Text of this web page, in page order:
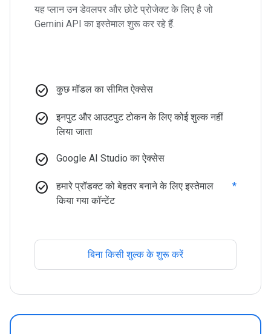
यह प्लान उन डेवलपर और छोटे प्रोजेक्ट के लिए है जो
Gemini API का इस्तेमाल शुरू कर रहे हैं.
check_circle कुछ मॉडल का सीमित ऐक्सेस
check_circle
इनपुट और आउटपुट टोकन के लिए कोई शुल्क नहीं
लिया जाता
check_circle Google AI Studio का ऐक्सेस
check_circle
हमारे प्रॉडक्ट को बेहतर बनाने के लिए इस्तेमाल
किया गया कॉन्टेंट
*
बिना किसी शुल्क के शुरू करें